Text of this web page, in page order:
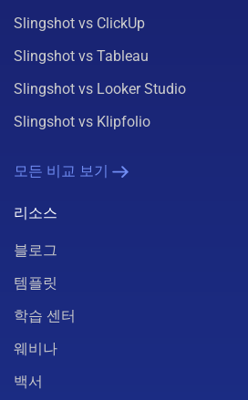
Slingshot vs ClickUp
Slingshot vs Tableau
Slingshot vs Looker Studio
Slingshot vs Klipfolio
모든 비교 보기
리소스
블로그
템플릿
학습 센터
웨비나
백서